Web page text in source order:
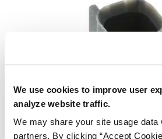
We use cookies to improve user
analyze website traffic.
We may share your site usage data
partners. By clicking “Accept